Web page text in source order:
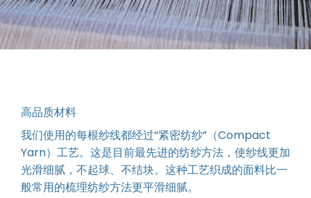
高品质材料
我们使用的每根纱线都经过“紧密纺纱”（Compact
Yarn）工艺。这是目前最先进的纺纱方法，使纱线更加
光滑细腻，不起球、不结块。这种工艺织成的面料比一
般常用的梳理纺纱方法更平滑细腻。